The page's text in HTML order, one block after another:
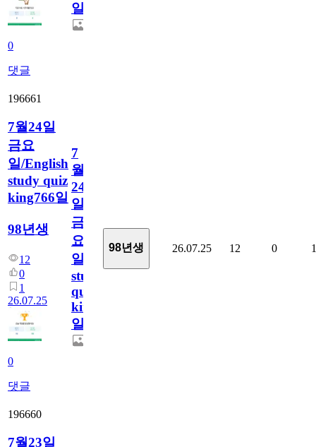
0
댓글
일
196661
7월24일
금요
일/English
study quiz
king766일
98년생
12
0
1
26.07.25
0
댓글
7
월
24
일
금
요
일/English
study
quiz
king766
일
98년생 26.07.25 12 0 1
196660
7월23일